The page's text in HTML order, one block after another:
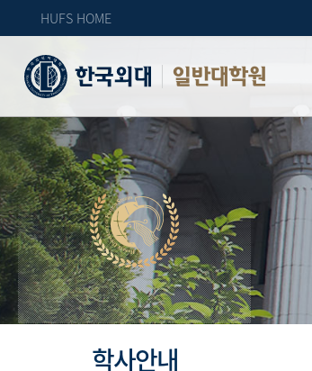
HUFS HOME
일반대학원
학사안내